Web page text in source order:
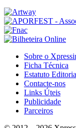
Sobre o
Ficha Técnica
Estatuto
Contacte-nos
Links Úteis
Publicidade
Parceiros